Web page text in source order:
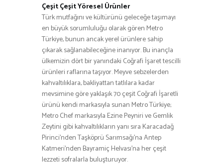
Çeşit Çeşit Yöresel Ürünler
Türk mutfağını ve kültürünü geleceğe taşımayı
en büyük sorumluluğu olarak gören Metro
Türkiye, bunun ancak yerel ürünlere sahip
çıkarak sağlanabileceğine inanıyor. Bu inançla
ülkemizin dört bir yanındaki Coğrafi İşaret tescilli
ürünleri raflarına taşıyor. Meyve sebzelerden
kahvaltılıklara, bakliyattan tatlılara kadar
mevsimine göre yaklaşık 70 çeşit Coğrafi İşaretli
ürünü kendi markasıyla sunan Metro Türkiye;
Metro Chef markasıyla Ezine Peyniri ve Gemlik
Zeytini gibi kahvaltılıkların yanı sıra Karacadağ
Pirinci’nden Taşköprü Sarımsağı’na Antep
Katmeri’nden Bayramiç Helvası’na her çeşit
lezzeti sofralarla buluşturuyor.